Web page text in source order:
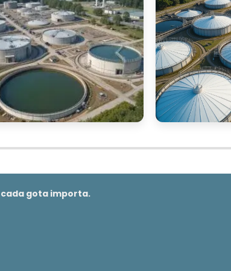
das conexões e das tampas, garantindo que
a caixa em busca de rachaduras ou outros
Manter a caixa d'água coberta e
sua vida útil e preservar a qualidade
oferecer anos de serviço confiável,
PLÁSTICA
d'água plástica
gota importa.